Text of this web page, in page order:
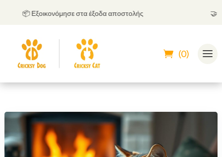
📦 Εξοικονόμησε στα έξοδα αποστολής
(0)